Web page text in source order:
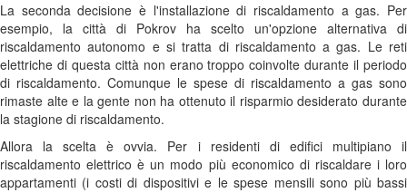
La seconda decisione è l'installazione di riscaldamento a gas. Per
esempio, la città di Pokrov ha scelto un'opzione alternativa di
riscaldamento autonomo e si tratta di riscaldamento a gas. Le reti
elettriche di questa città non erano troppo coinvolte durante il periodo
di riscaldamento. Comunque le spese di riscaldamento a gas sono
rimaste alte e la gente non ha ottenuto il risparmio desiderato durante
la stagione di riscaldamento.
Allora la scelta è ovvia. Per i residenti di edifici multipiano il
riscaldamento elettrico è un modo più economico di riscaldare i loro
appartamenti (i costi di dispositivi e le spese mensili sono più bassi